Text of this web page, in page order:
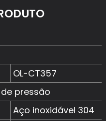
OL-CT357
pressão
Aço inoxidável 304